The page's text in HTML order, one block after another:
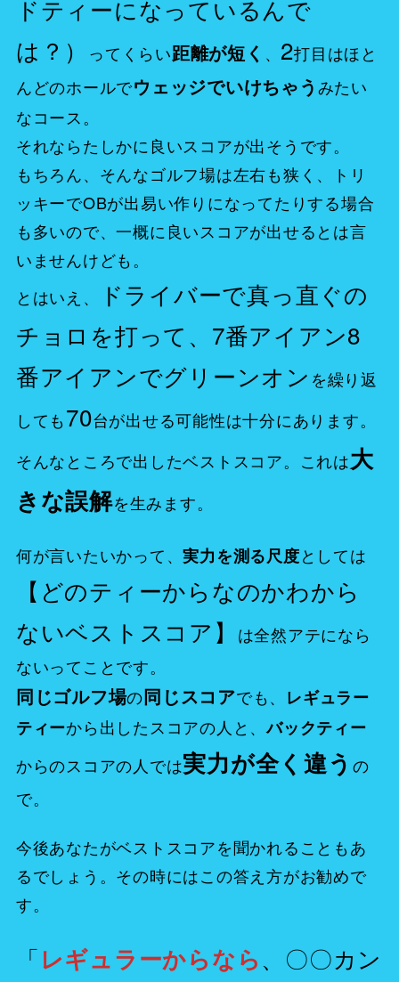
ドティーになっているんで
は？）
ってくらい距離が短く 、 2打目はほと
んどのホールでウェッジでいけちゃうみたい
なコース。
それならたしかに良いスコアが出そうです。
もちろん、そんなゴルフ場は左右も狭く、トリ
ッキーでOBが出易い作りになってたりする場合
も多いので、一概に良いスコアが出せるとは言
いませんけども。
とはいえ、
ドライバーで真っ直ぐの
チョロを打って、7番アイアン8
番アイアンでグリーンオン を繰り返
しても70台が出せる可能性は十分にあります。
そんなところで出したベストスコア。これは大
きな誤解を生みます。
何が言いたいかって、実力を測る尺度としては
【どのティーからなのかわから
ないベストスコア】
は全然アテになら
ないってことです。
同じゴルフ場の同じスコアでも、 レギュラー
ティーから出したスコアの人と、バックティー
からのスコアの人では実力が全く違う の
で。
今後あなたがベストスコアを聞かれることもあ
るでしょう。その時にはこの答え方がお勧めで
す。
「レギュラーからなら、〇〇カン